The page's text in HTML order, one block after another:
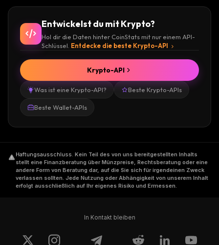
Entwickelst du mit Krypto?
Hol dir die Daten hinter CoinStats mit nur einem API-
Schlüssel. Entdecke die beste Krypto-API
Was ist eine Krypto-API? Beste Krypto-APIs
Beste Wallet-APIs
Krypto-API
Haftungsausschluss. Kein Teil des von uns bereitgestellten Inhalts
stellt eine Finanzberatung über Münzpreise, Rechtsberatung oder eine
andere Form von Beratung dar, auf die Sie sich für irgendeinen Zweck
verlassen sollten. Jede Nutzung oder Abhängigkeit von unserem Inhalt
erfolgt ausschließlich auf Ihr eigenes Risiko und Ermessen.
In Kontakt bleiben